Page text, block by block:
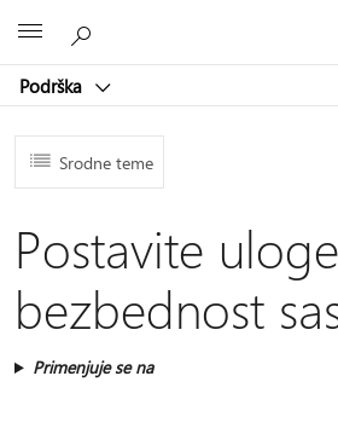
Podrška
Srodne teme
Postavite
bezbednost
Primenjuje se na